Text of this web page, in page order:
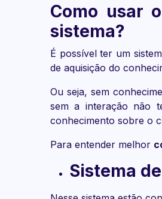
Como usar
sistema?
É possível ter um
de aquisição do
Ou seja, sem
sem a interação não
conhecimento sobre o
Para entender melhor
Sistema